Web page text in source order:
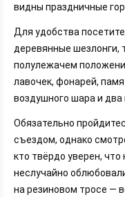
видны праздничные
Для удобства
деревянные шезлонги,
полулежачем
лавочек, фонарей,
воздушного шара и
Обязательно
съездом, однако
кто твёрдо уверен,
неслучайно
на резиновом тросе —